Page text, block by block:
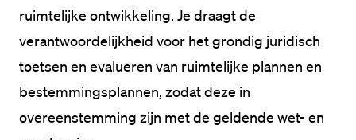
ruimtelijke ontwikkeling. Je draagt de
verantwoordelijkheid voor het grondig juridisch
toetsen en evalueren van ruimtelijke plannen en
bestemmingsplannen, zodat deze in
overeenstemming zijn met de geldende wet- en